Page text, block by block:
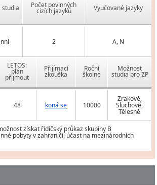
studia Počet povinných
cizích jazyků Vyučované jazyky
2 A, N
LETOS:
plán
přijmout
Přijímací
zkouška
Roční
školné
Možnost
studia pro ZP
48 koná se 10000
Zrakově,
Sluchově,
Tělesně
získat řidičský průkaz skupiny B
pobyty v zahraničí, účast na mezinárodních